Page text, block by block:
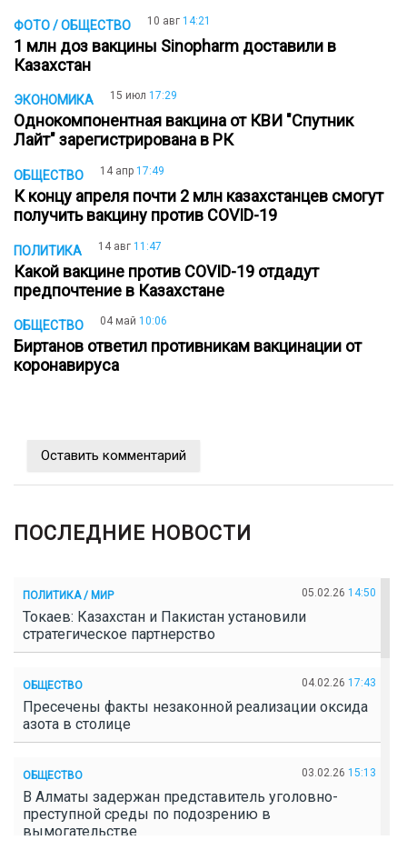
ФОТО / ОБЩЕСТВО 10 авг 14:21
1 млн доз вакцины Sinopharm доставили в
Казахстан
ЭКОНОМИКА 15 июл 17:29
Однокомпонентная вакцина от КВИ "Спутник
Лайт" зарегистрирована в РК
ОБЩЕСТВО 14 апр 17:49
К концу апреля почти 2 млн казахстанцев смогут
получить вакцину против COVID-19
ПОЛИТИКА 14 авг 11:47
Какой вакцине против COVID-19 отдадут
предпочтение в Казахстане
ОБЩЕСТВО 04 май 10:06
Биртанов ответил противникам вакцинации от
коронавируса
Оставить комментарий
ПОСЛЕДНИЕ НОВОСТИ
ПОЛИТИКА / МИР 05.02.26 14:50
Токаев: Казахстан и Пакистан установили
стратегическое партнерство
ОБЩЕСТВО 04.02.26 17:43
Пресечены факты незаконной реализации оксида
азота в столице
ОБЩЕСТВО 03.02.26 15:13
В Алматы задержан представитель уголовно-
преступной среды по подозрению в
вымогательстве